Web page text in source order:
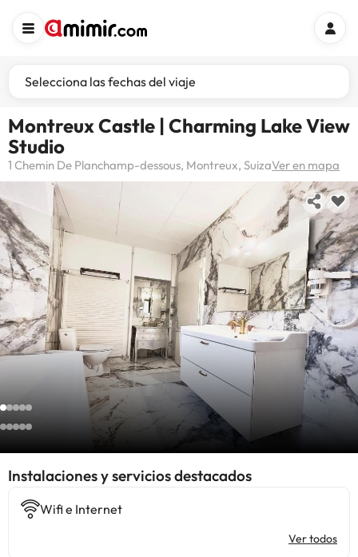
Selecciona las fechas del viaje
Montreux Castle | Charming Lake View
Studio
1 Chemin De Planchamp-dessous, Montreux, SuizaVer en mapa
Instalaciones y servicios destacados
Wifi e Internet
Ver todos